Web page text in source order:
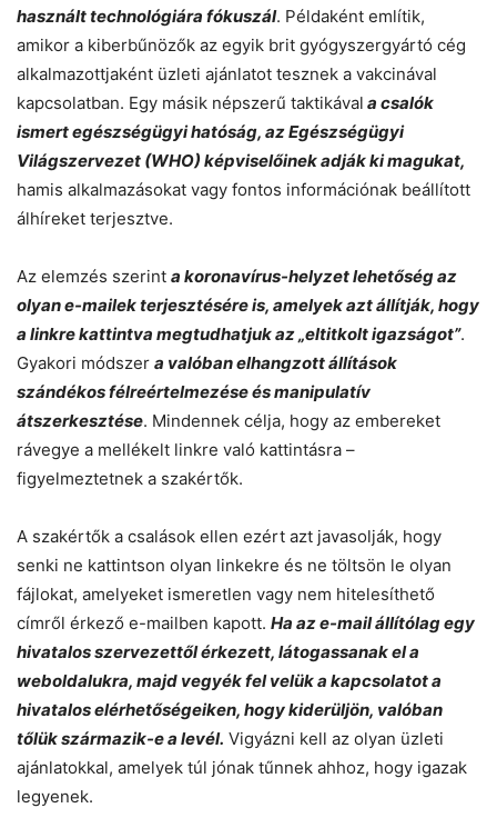
használt technológiára fókuszál. Példaként említik,
amikor a kiberbűnözők az egyik brit gyógyszergyártó cég
alkalmazottjaként üzleti ajánlatot tesznek a vakcinával
kapcsolatban. Egy másik népszerű taktikával a csalók
ismert egészségügyi hatóság, az Egészségügyi
Világszervezet (WHO) képviselőinek adják ki magukat,
hamis alkalmazásokat vagy fontos információnak beállított
álhíreket terjesztve.
Az elemzés szerint a koronavírus-helyzet lehetőség az
olyan e-mailek terjesztésére is, amelyek azt állítják, hogy
a linkre kattintva megtudhatjuk az „eltitkolt igazságot”.
Gyakori módszer a valóban elhangzott állítások
szándékos félreértelmezése és manipulatív
átszerkesztése. Mindennek célja, hogy az embereket
rávegye a mellékelt linkre való kattintásra –
figyelmeztetnek a szakértők.
A szakértők a csalások ellen ezért azt javasolják, hogy
senki ne kattintson olyan linkekre és ne töltsön le olyan
fájlokat, amelyeket ismeretlen vagy nem hitelesíthető
címről érkező e-mailben kapott. Ha az e-mail állítólag egy
hivatalos szervezettől érkezett, látogassanak el a
weboldalukra, majd vegyék fel velük a kapcsolatot a
hivatalos elérhetőségeiken, hogy kiderüljön, valóban
tőlük származik-e a levél. Vigyázni kell az olyan üzleti
ajánlatokkal, amelyek túl jónak tűnnek ahhoz, hogy igazak
legyenek.